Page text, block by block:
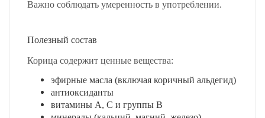
Важно соблюдать умеренность в употреблении.
Полезный состав
Корица содержит ценные вещества:
эфирные масла (включая коричный альдегид)
антиоксиданты
витамины A, C и группы B